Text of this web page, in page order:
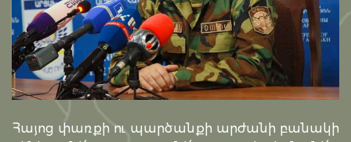
Հայոց փառքի ու պարծանքի արժանի բանակի